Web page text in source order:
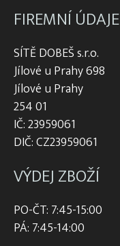
FIREMNÍ ÚDAJE
SÍTĚ DOBEŠ s.r.o.
Jílové u Prahy 698
Jílové u Prahy
254 01
IČ: 23959061
DIČ: CZ23959061
VÝDEJ ZBOŽÍ
PO-ČT: 7:45-15:00
PÁ: 7:45-14:00